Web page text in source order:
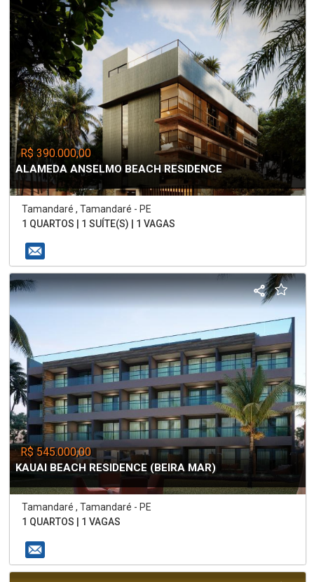
R$ 390.000,00
ALAMEDA ANSELMO BEACH RESIDENCE
Tamandaré , Tamandaré - PE
1 QUARTOS | 1 SUÍTE(S) | 1 VAGAS
R$ 545.000,00
KAUAI BEACH RESIDENCE (BEIRA MAR)
Tamandaré , Tamandaré - PE
1 QUARTOS | 1 VAGAS